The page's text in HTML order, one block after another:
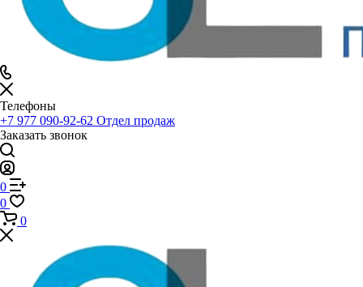
Телефоны
+7 977 090-92-62 Отдел продаж
Заказать звонок
0
0
0